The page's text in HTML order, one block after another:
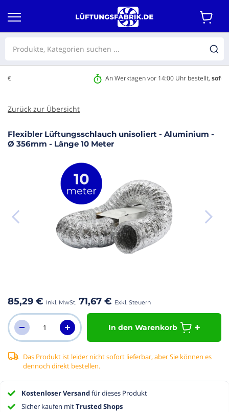
An Werktagen vor 14:00 Uhr bestellt,sofort versandfertig
Zurück zur Übersicht
Flexibler Lüftungsschlauch unisoliert - Aluminium -
Ø 356mm - Länge 10 Meter
Ende
85,29 € 71,67 €
Das Produkt ist leider nicht sofort lieferbar, aber Sie können es
dennoch direkt bestellen.
In den Warenkorb
Kostenloser Versandfür dieses Produkt
Sicher kaufen mitTrusted Shops